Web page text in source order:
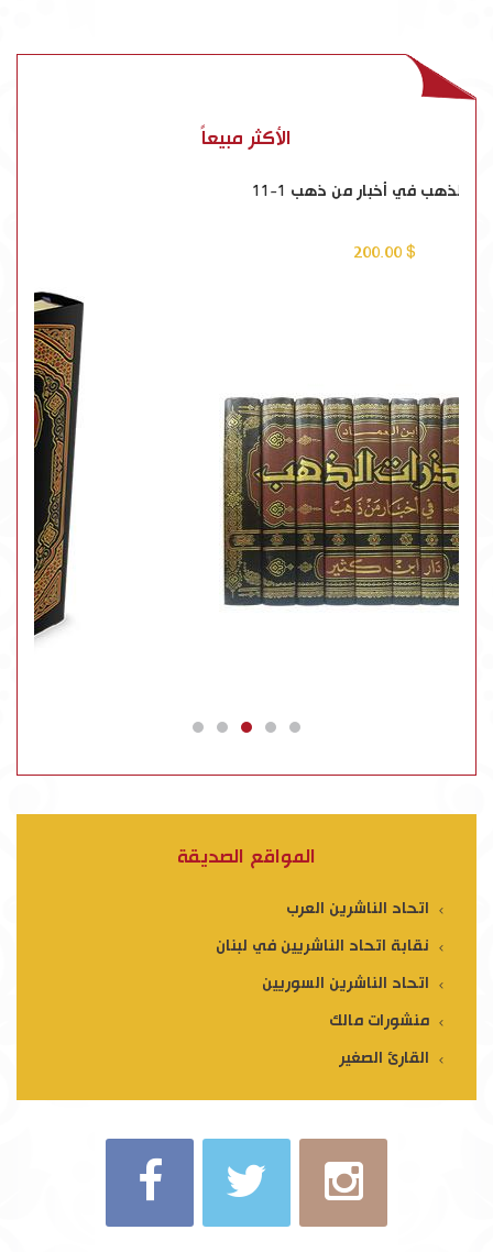
الأكثر مبيعاً
شذرات الذهب في أخبار من ذهب 1-11
المواقع الصديقة
اتحاد الناشرين العرب
نقابة اتحاد الناشريين في لبنان
اتحاد الناشرين السوريين
منشورات مالك
القارئ الصغير